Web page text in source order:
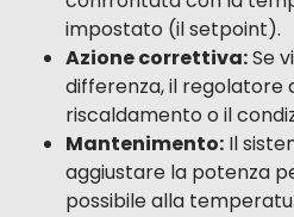
impostato (il setpoint).
Azione correttiva:Se
differenza, il regolatore
riscaldamento o il
Mantenimento: Il
aggiustare la potenza
possibile alla